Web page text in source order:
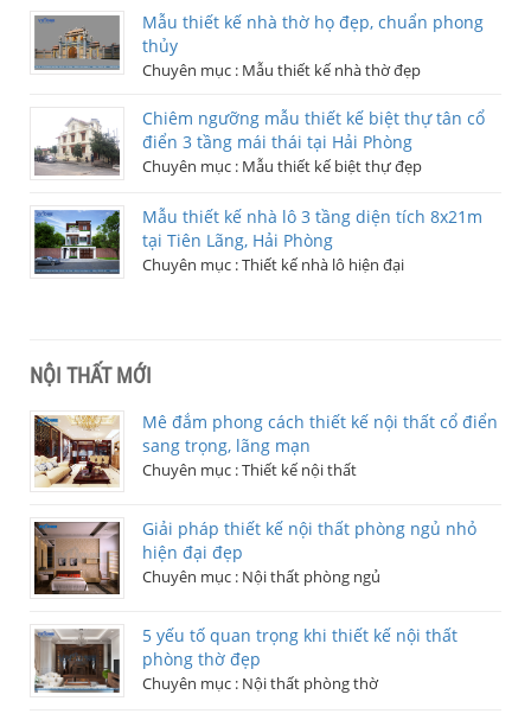
Mẫu thiết kế nhà thờ họ đẹp, chuẩn phong
thủy
Chuyên mục : Mẫu thiết kế nhà thờ đẹp
Chiêm ngưỡng mẫu thiết kế biệt thự tân cổ
điển 3 tầng mái thái tại Hải Phòng
Chuyên mục : Mẫu thiết kế biệt thự đẹp
Mẫu thiết kế nhà lô 3 tầng diện tích 8x21m
tại Tiên Lãng, Hải Phòng
Chuyên mục :Thiết kế nhà lô hiện đại
NỘI THẤT MỚI
Mê đắm phong cách thiết kế nội thất cổ điển
sang trọng, lãng mạn
Chuyên mục :Thiết kế nội thất
Giải pháp thiết kế nội thất phòng ngủ nhỏ
hiện đại đẹp
Chuyên mục : Nội thất phòng ngủ
5 yếu tố quan trọng khi thiết kế nội thất
phòng thờ đẹp
Chuyên mục : Nội thất phòng thờ